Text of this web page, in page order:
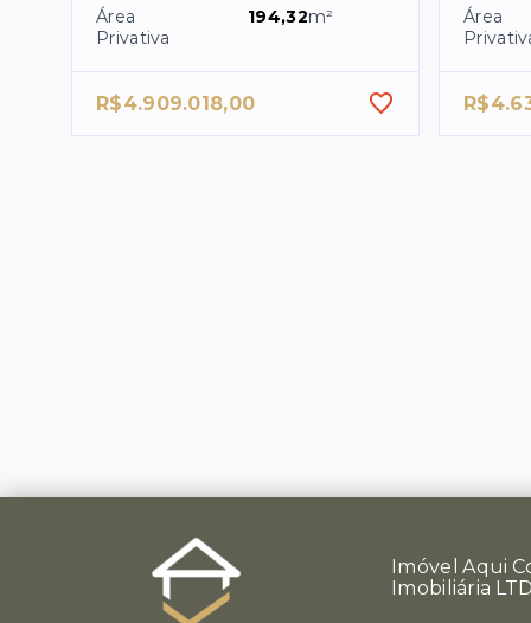
Área
Privativa
194,32m²
R$4.909.018,00
Área
Imóvel Aqui
Imobiliária